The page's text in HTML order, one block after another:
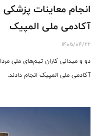
انجام معاینات
آکادمی ملی المپیک
1405/04/22
دو و میدانی کاران تیم‌های ملی
آکادمی ملی المپیک انجام دادند.